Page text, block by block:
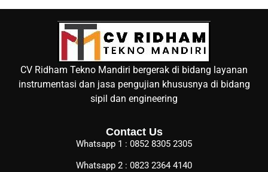
CV Ridham Tekno Mandiri bergerak di bidang layanan
instrumentasi dan jasa pengujian khususnya di bidang
sipil dan engineering
Contact Us
Whatsapp 1 : 0852 8305 2305
Whatsapp 2 : 0823 2364 4140